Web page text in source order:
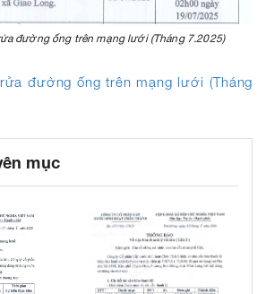
đường ống trên mạng lưới (Tháng 7.2025)
đường ống trên mạng lưới (Tháng
mục